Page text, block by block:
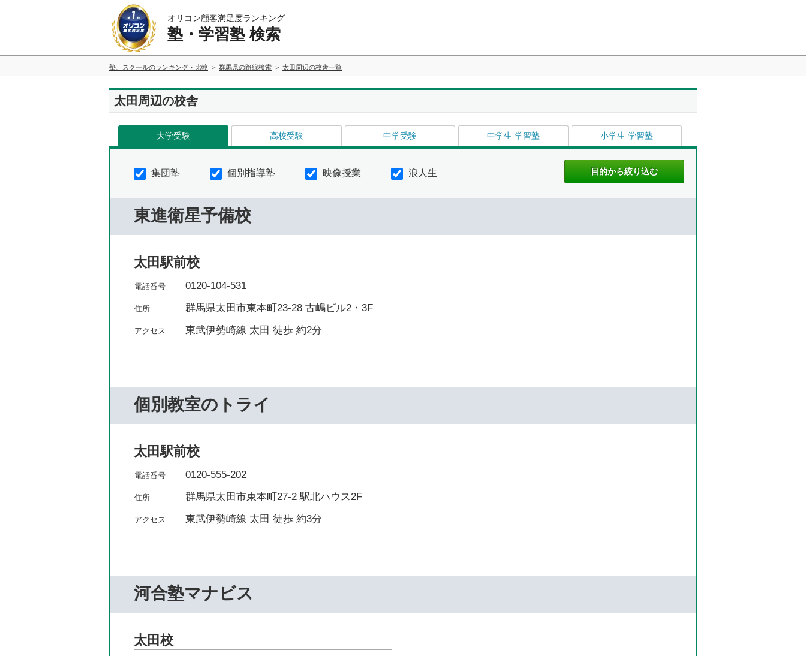
オリコン顧客満足度ランキング
塾・学習塾 検索
塾、スクールのランキング・比較 群馬県の路線検索 太田周辺の校舎一覧
太田周辺の校舎
大学受験 高校受験 中学受験 中学生 学習塾 小学生 学習塾
集団塾 個別指導塾 映像授業 浪人生
東進衛星予備校
太田駅前校
0120-104-531
群馬県太田市東本町23-28 古嶋ビル2・3F
東武伊勢崎線 太田 徒歩 約2分
個別教室のトライ
太田駅前校
0120-555-202
群馬県太田市東本町27-2 駅北ハウス2F
東武伊勢崎線 太田 徒歩 約3分
河合塾マナビス
太田校